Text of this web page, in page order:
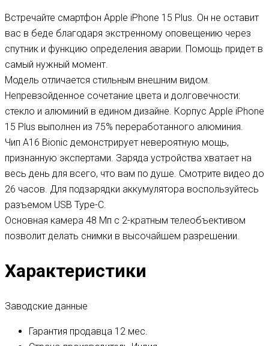
Встречайте смартфон Apple iPhone 15 Plus. Он не оставит
вас в беде благодаря экстренному оповещению через
спутник и функцию определения аварии. Помощь придет в
самый нужный момент.
Модель отличается стильным внешним видом.
Непревзойденное сочетание цвета и долговечности:
стекло и алюминий в едином дизайне. Корпус Apple iPhone
15 Plus выполнен из 75% переработанного алюминия.
Чип A16 Bionic демонстрирует невероятную мощь,
признанную экспертами. Заряда устройства хватает на
весь день для всего, что вам по душе. Смотрите видео до
26 часов. Для подзарядки аккумулятора воспользуйтесь
разъемом USB Type-C.
Основная камера 48 Мп с 2-кратным телеобъективом
позволит делать снимки в высочайшем разрешении.
Характеристики
Заводские данные
Гарантия продавца 12 мес.